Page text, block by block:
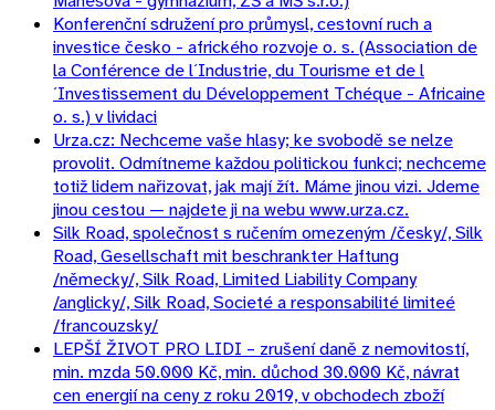
Konferenční sdružení pro průmysl, cestovní ruch a
investice česko - afrického rozvoje o. s. (Association de
la Conférence de l´Industrie, du Tourisme et de l
´Investissement du Développement Tchéque - Africaine
o. s.) v lividaci
Urza.cz: Nechceme vaše hlasy; ke svobodě se nelze
provolit. Odmítneme každou politickou funkci; nechceme
totiž lidem nařizovat, jak mají žít. Máme jinou vizi. Jdeme
jinou cestou — najdete ji na webu www.urza.cz.
Silk Road, společnost s ručením omezeným /česky/, Silk
Road, Gesellschaft mit beschrankter Haftung
/německy/, Silk Road, Limited Liability Company
/anglicky/, Silk Road, Societé a responsabilité limiteé
/francouzsky/
LEPŠÍ ŽIVOT PRO LIDI – zrušení daně z nemovitostí,
min. mzda 50.000 Kč, min. důchod 30.000 Kč, návrat
cen energií na ceny z roku 2019, v obchodech zboží